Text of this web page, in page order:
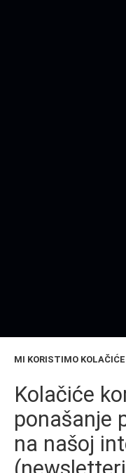
MI KORISTIMO KOLAČIĆE
Kolačiće
ponašanje
na našoj